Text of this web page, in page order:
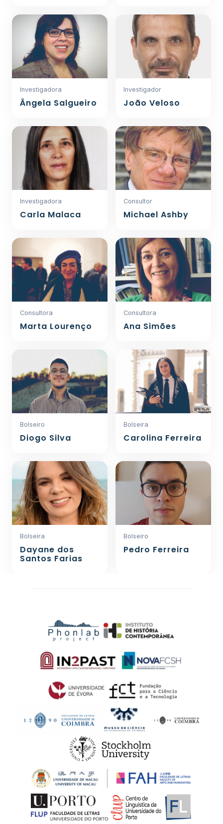
Investigadora
Ângela Salgueiro
Investigador
João Veloso
Investigadora
Carla Malaca
Consultor
Michael Ashby
Consultora
Marta Lourenço
Consultora
Ana Simões
Bolseiro
Diogo Silva
Bolseira
Carolina Ferreira
Bolseira
Dayane dos
Santos Farias
Bolseiro
Pedro Ferreira